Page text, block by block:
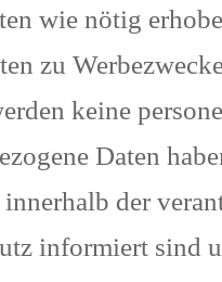
wie nötig
zu
keine
Daten
der
informiert sind